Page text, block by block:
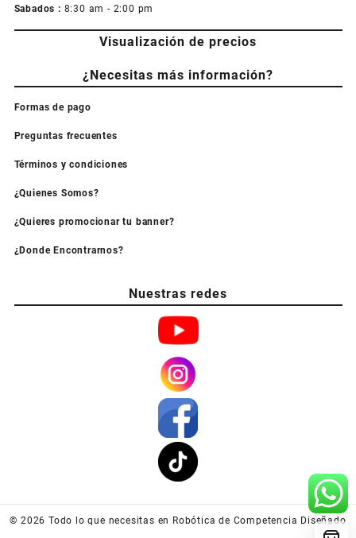
Sabados : 8:30 am - 2:00 pm
Visualización de precios
¿Necesitas más información?
Formas de pago
Preguntas frecuentes
Términos y condiciones
¿Quienes Somos?
¿Quieres promocionar tu banner?
¿Donde Encontrarnos?
Nuestras redes
© 2026 Todo lo que necesitas en Robótica de Competencia Diseñado